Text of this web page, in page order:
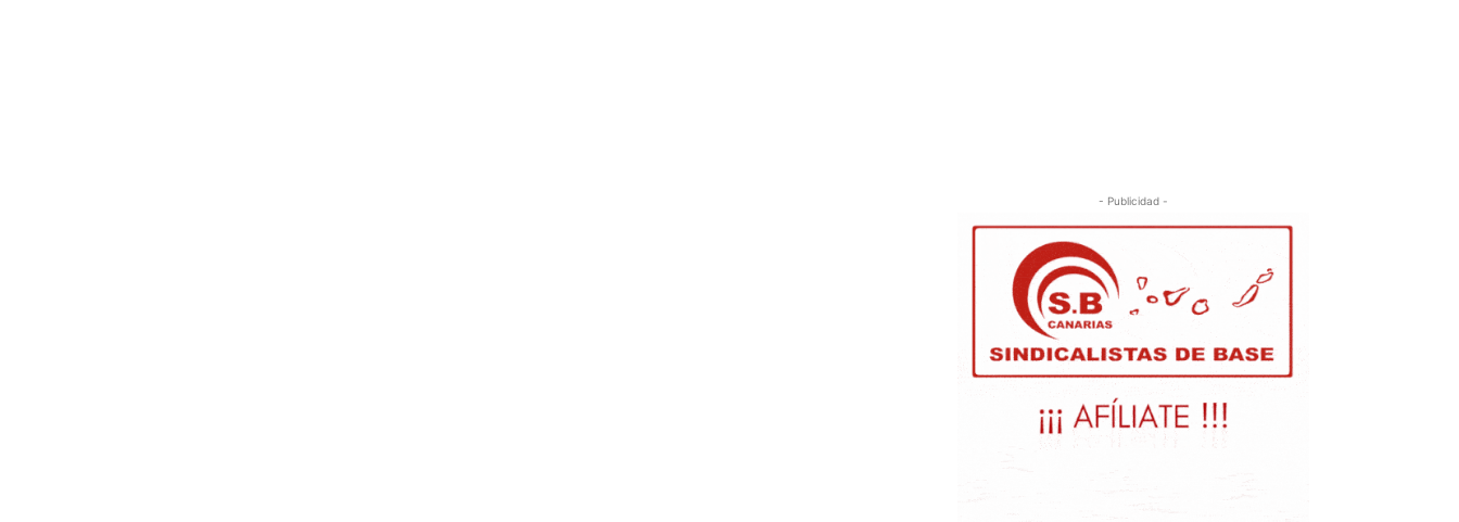
- Publicidad -